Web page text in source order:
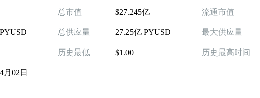
总市值 $27.245亿 流通市值
总供应量 27.25亿 PYUSD 最大供应量
历史最低 $1.00 历史最高时间
月02日